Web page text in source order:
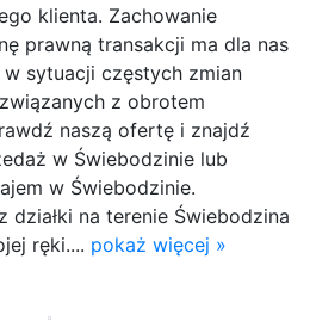
klienta. Zachowanie
prawną transakcji ma dla nas
sytuacji częstych zmian
z obrotem
naszą ofertę i znajdź
w Świebodzinie lub
w Świebodzinie.
działki na terenie Świebodzina
ręki.... pokaż więcej »